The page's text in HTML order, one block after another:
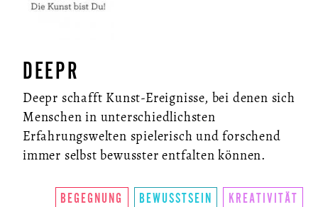
DEEPR
Deepr schafft Kunst-Ereignisse, bei denen sich
Menschen in unterschiedlichsten
Erfahrungswelten spielerisch und forschend
immer selbst bewusster entfalten können.
BEGEGNUNG BEWUSSTSEIN KREATIVITÄT